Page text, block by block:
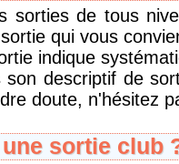
sorties de tous
qui vous
indique
son descriptif de
doute, n'hésitez
sortie club